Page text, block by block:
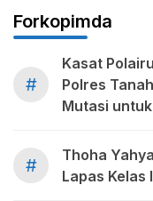
Forkopimda
#
Kasat
Polres
Mutasi
#
Thoha
Lapas Kelas